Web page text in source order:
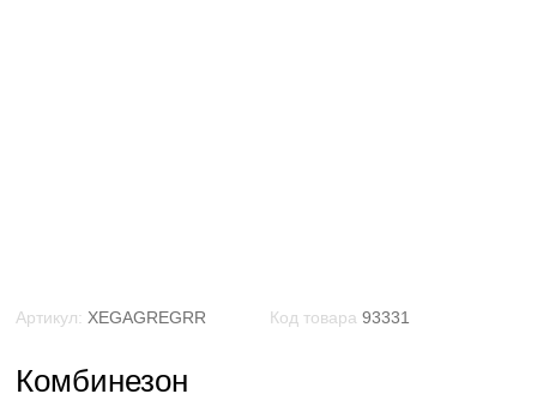
Артикул: XEGAGREGRR Код товара 93331
Комбинезон